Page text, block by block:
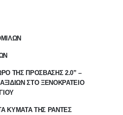
ΤΗΣ ΠΡΟΣΒΑΣΗΣ 2.0” –
ΣΤΟ ΞΕΝΟΚΡΑΤΕΙΟ
ΚΥΜΑΤΑ ΤΗΣ ΡΑΝΤΕΣ